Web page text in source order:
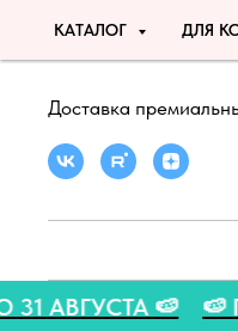
КАТАЛОГ ДЛЯ
Доставка
ДО 31 АВГУСТА